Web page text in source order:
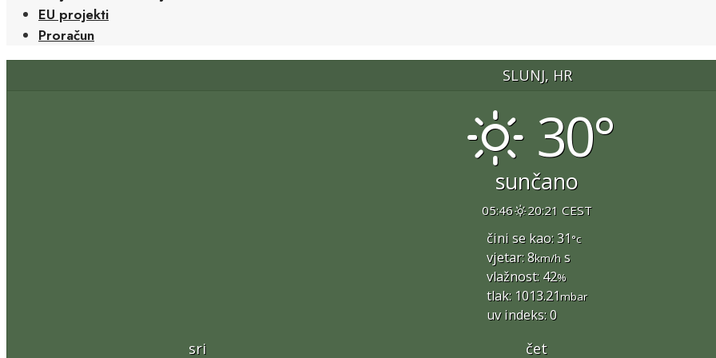
EU projekti
Proračun
SLUNJ, HR
30°
sunčano
05:46 20:21 CEST
čini se kao: 31°c
vjetar: 8km/h s
vlažnost: 42%
tlak: 1013.21mbar
uv indeks: 0
sri čet